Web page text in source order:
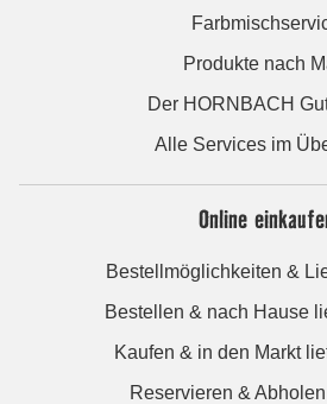
Produkte nach
Der HORNBACH
Alle Services im
Online
Bestellmöglichkeiten &
Bestellen & nach Hause
Kaufen & in den Markt
Reservieren &